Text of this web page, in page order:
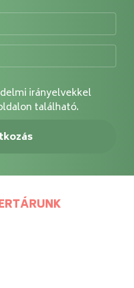
irányelvekkel
található.